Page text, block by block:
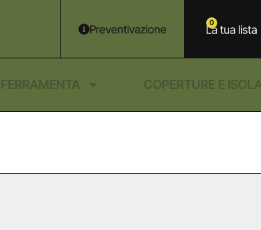
Preventivazione 0
FERRAMENTA COPERTURE E